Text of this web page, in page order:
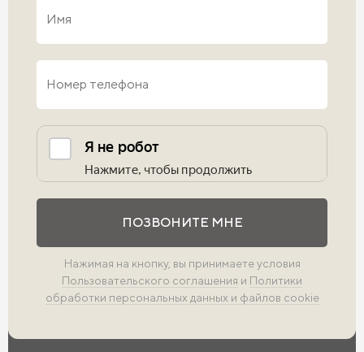
ПОЗВОНИТЕ МНЕ
Нажимая на кнопку, вы принимаете условия
Пользовательского соглашения и Политики
обработки персональных данных и файлов cookie